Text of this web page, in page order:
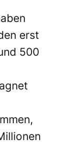
erst
500